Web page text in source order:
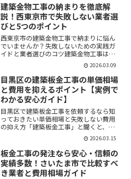
建築金物工事の納まりを徹底解
説！西東京市で失敗しない業者選
びと5つのポイント
西東京市の建築金物工事で納まりに悩ん
でいませんか？失敗しないための実践ガ
イドと業者選びのコツ建築金物工事は、
建物の安全性や美観、そして使い勝手に
も大きく関わる大切な工程です。しか
し、金物の「納まり」や施工方法につい
て分からず、不安や疑問を抱...
2026.03.09
目黒区の建築板金工事の単価相場
と費用を抑えるポイント【実例で
わかる安心ガイド】
目黒区で建築板金工事を依頼するなら知
っておきたい単価相場と失敗しない費用
の抑え方「建築板金工事」と聞くと、な
んだか難しそうで費用もよくわからな
い…と不安になったことはありません
か？特に目黒区のような住宅や店舗が多
いエリアでは、屋根や外壁のメ...
2026.03.15
板金工事の発注なら安心・信頼の
実績多数！さいたま市で比較すべ
き業者と費用相場ガイド